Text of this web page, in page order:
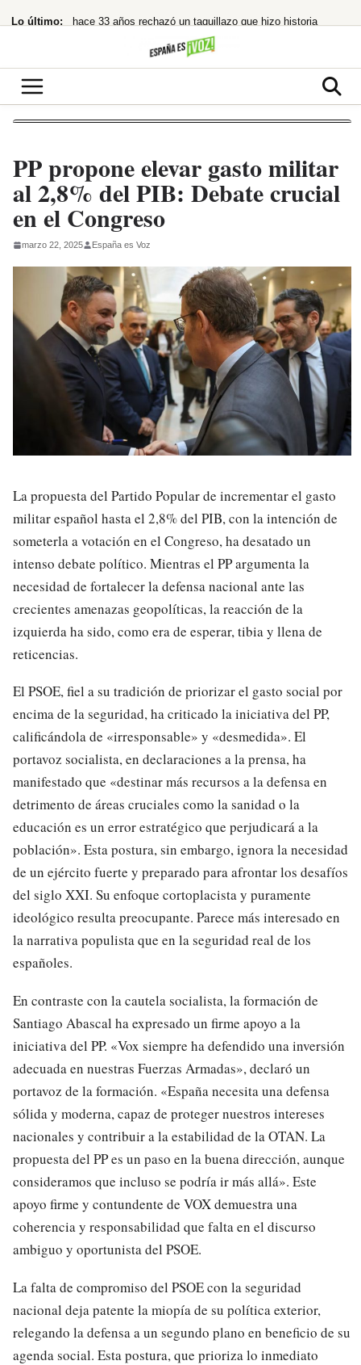
al Lo último: hace 33 años rechazó un taquillazo que hizo historia
¿Quién la invitó y por qué?
¡Netflix la lía! ‘La última casa’ te atrapa en un encierro que hiela la sangre
PP propone elevar gasto militar
al 2,8% del PIB: Debate crucial
en el Congreso
marzo 22, 2025 España es Voz
La propuesta del Partido Popular de incrementar el gasto
militar español hasta el 2,8% del PIB, con la intención de
someterla a votación en el Congreso, ha desatado un
intenso debate político. Mientras el PP argumenta la
necesidad de fortalecer la defensa nacional ante las
crecientes amenazas geopolíticas, la reacción de la
izquierda ha sido, como era de esperar, tibia y llena de
reticencias.
El PSOE, fiel a su tradición de priorizar el gasto social por
encima de la seguridad, ha criticado la iniciativa del PP,
calificándola de «irresponsable» y «desmedida». El
portavoz socialista, en declaraciones a la prensa, ha
manifestado que «destinar más recursos a la defensa en
detrimento de áreas cruciales como la sanidad o la
educación es un error estratégico que perjudicará a la
población». Esta postura, sin embargo, ignora la necesidad
de un ejército fuerte y preparado para afrontar los desafíos
del siglo XXI. Su enfoque cortoplacista y puramente
ideológico resulta preocupante. Parece más interesado en
la narrativa populista que en la seguridad real de los
españoles.
En contraste con la cautela socialista, la formación de
Santiago Abascal ha expresado un firme apoyo a la
iniciativa del PP. «Vox siempre ha defendido una inversión
adecuada en nuestras Fuerzas Armadas», declaró un
portavoz de la formación. «España necesita una defensa
sólida y moderna, capaz de proteger nuestros intereses
nacionales y contribuir a la estabilidad de la OTAN. La
propuesta del PP es un paso en la buena dirección, aunque
consideramos que incluso se podría ir más allá». Este
apoyo firme y contundente de VOX demuestra una
coherencia y responsabilidad que falta en el discurso
ambiguo y oportunista del PSOE.
La falta de compromiso del PSOE con la seguridad
nacional deja patente la miopía de su política exterior,
relegando la defensa a un segundo plano en beneficio de su
agenda social. Esta postura, que prioriza lo inmediato